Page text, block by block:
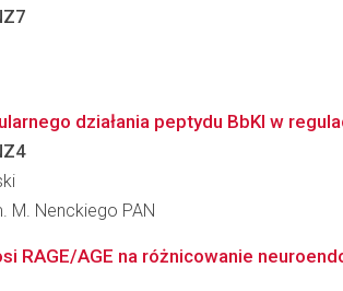
działania peptydu BbKI w
M. Nenckiego PAN
RAGE/AGE na różnicowanie